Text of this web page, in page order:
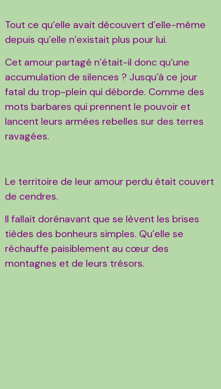
Tout ce qu’elle avait découvert d’elle-même
depuis qu’elle n’existait plus pour lui.
Cet amour partagé n’était-il donc qu’une
accumulation de silences ? Jusqu’à ce jour
fatal du trop-plein qui déborde. Comme des
mots barbares qui prennent le pouvoir et
lancent leurs armées rebelles sur des terres
ravagées.
Le territoire de leur amour perdu était couvert
de cendres.
Il fallait dorénavant que se lèvent les brises
tièdes des bonheurs simples. Qu’elle se
réchauffe paisiblement au cœur des
montagnes et de leurs trésors.